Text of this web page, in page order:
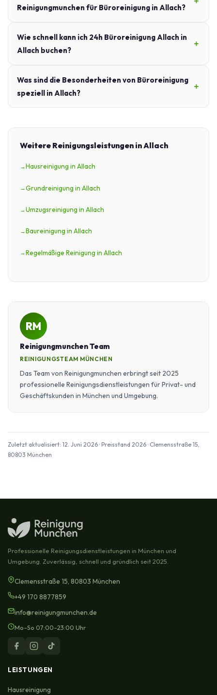
Reinigungmunchen für Büroreinigung in Allach?
Wie schnell kann ich 24h Büroreinigung Allach in
Allach buchen?
Was sind die Besonderheiten von Büroreinigung
speziell in Allach?
Weitere Reinigungsleistungen in Allach
Hausreinigung in Allach
Grundreinigung in Allach
Umzugsreinigung in Allach
Baureinigung in Allach
Regelmäßige Reinigung in Allach
RM
Reinigungmunchen Team
REINIGUNGSTEAM MÜNCHEN
Das Team von Reinigungmunchen erbringt seit 2025
professionelle Reinigungsdienstleistungen für Privat- und
Geschäftskunden in München und Umgebung.
Zuletzt aktualisiert: 12. Juni 2026 · Preisstand 2026 · Clemensstraße 15,
80803 München
Professionelle Reinigungsdienstleistungen in München und
Umgebung. Zuverlässig, schnell und gründlich seit 2025.
Clemensstraße 15, 80803 München
+49 170 8877859
info@reinigungmunchen.de
Mo–So 07:00–23:00 Uhr
LEISTUNGEN
Hausreinigung